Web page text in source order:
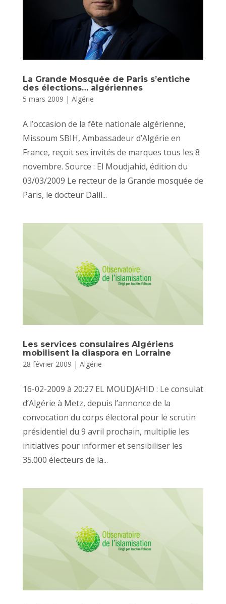
La Grande Mosquée de Paris s’entiche
des élections… algériennes
5 mars 2009 | Algérie
A l’occasion de la fête nationale algérienne,
Missoum SBIH, Ambassadeur d’Algérie en
France, reçoit ses invités de marques tous les 8
novembre. Source : El Moudjahid, édition du
03/03/2009 Le recteur de la Grande mosquée de
Paris, le docteur Dalil...
Les services consulaires Algériens
mobilisent la diaspora en Lorraine
28 février 2009 | Algérie
16-02-2009 à 20:27 EL MOUDJAHID : Le consulat
d’Algérie à Metz, depuis l’annonce de la
convocation du corps électoral pour le scrutin
présidentiel du 9 avril prochain, multiplie les
initiatives pour informer et sensibiliser les
35.000 électeurs de la...